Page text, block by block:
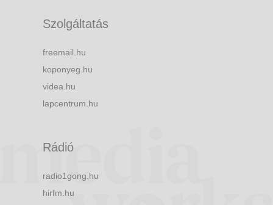
Szolgáltatás
freemail.hu
koponyeg.hu
videa.hu
lapcentrum.hu
Rádió
radio1gong.hu
hirfm.hu